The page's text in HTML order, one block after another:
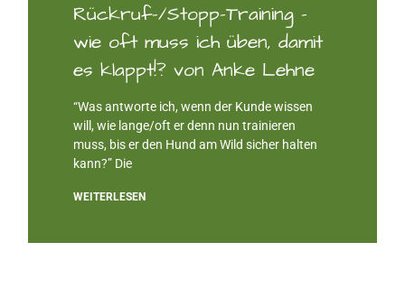
Rückruf-/Stopp-Training –
wie oft muss ich üben, damit
es klappt!? von Anke Lehne
“Was antworte ich, wenn der Kunde wissen
will, wie lange/oft er denn nun trainieren
muss, bis er den Hund am Wild sicher halten
kann?” Die
WEITERLESEN